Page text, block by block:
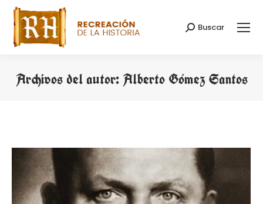
Buscar:
Buscar
Archivos del autor:Alberto Gómez Santos